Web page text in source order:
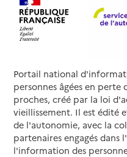
Portail national
personnes âgées en
proches, créé par la loi
vieillissement. Il est édité
de l'autonomie, avec la
partenaires engagés
l'information des